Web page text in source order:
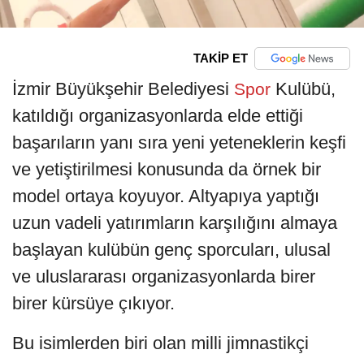
TAKİP ET
İzmir Büyükşehir Belediyesi Spor Kulübü,
katıldığı organizasyonlarda elde ettiği
başarıların yanı sıra yeni yeteneklerin keşfi
ve yetiştirilmesi konusunda da örnek bir
model ortaya koyuyor. Altyapıya yaptığı
uzun vadeli yatırımların karşılığını almaya
başlayan kulübün genç sporcuları, ulusal
ve uluslararası organizasyonlarda birer
birer kürsüye çıkıyor.
Bu isimlerden biri olan milli jimnastikçi